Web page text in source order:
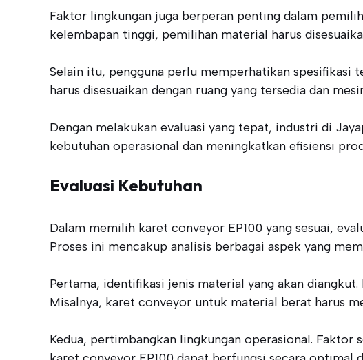
Faktor lingkungan juga berperan penting dalam
kelembapan tinggi, pemilihan material harus
Selain itu, pengguna perlu memperhatikan spesifikasi
harus disesuaikan dengan ruang yang tersedia dan
Dengan melakukan evaluasi yang tepat, industri di
kebutuhan operasional dan meningkatkan efisiensi
Evaluasi Kebutuhan
Dalam memilih karet conveyor EP100 yang sesuai,
Proses ini mencakup analisis berbagai aspek yang
Pertama, identifikasi jenis material yang akan
Misalnya, karet conveyor untuk material berat harus
Kedua, pertimbangkan lingkungan operasional.